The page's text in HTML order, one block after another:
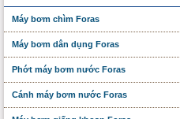
Máy bơm chìm Foras
Máy bơm dân dụng Foras
Phớt máy bơm nước Foras
Cánh máy bơm nước Foras